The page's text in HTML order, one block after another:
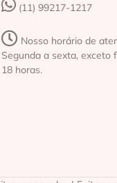
(11) 99217-1217‬
Nosso horário de
Segunda a sexta, exceto
18 horas.